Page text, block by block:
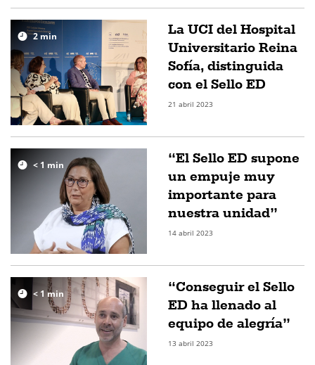
2min
La UCI del Hospital
Universitario Reina
Sofía, distinguida
con el Sello ED
21 abril 2023
< 1 min
“El Sello ED supone
un empuje muy
importante para
nuestra unidad”
14 abril 2023
< 1 min
“Conseguir el Sello
ED ha llenado al
equipo de alegría”
13 abril 2023